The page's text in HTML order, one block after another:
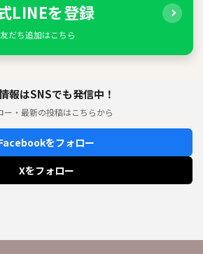
LINEを登録
友だち追加はこちら
報はSNSでも発信中！
ー・最新の投稿はこちらから
をフォロー
Xをフォロー